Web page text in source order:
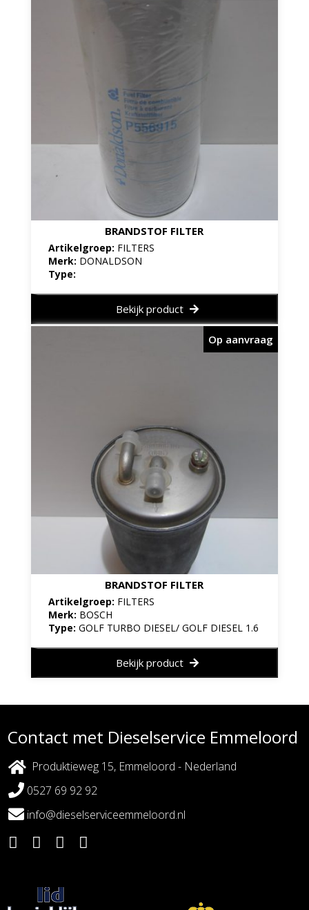
BRANDSTOF FILTER
Artikelgroep: FILTERS
Merk: DONALDSON
Type:
Bekijk product
BRANDSTOF FILTER
Artikelgroep: FILTERS
Merk: BOSCH
Type: GOLF TURBO DIESEL/ GOLF DIESEL 1.6
Op aanvraag
Bekijk product
Contact met Dieselservice Emmeloord
Produktieweg 15, Emmeloord - Nederland
0527 69 92 92
info@dieselserviceemmeloord.nl